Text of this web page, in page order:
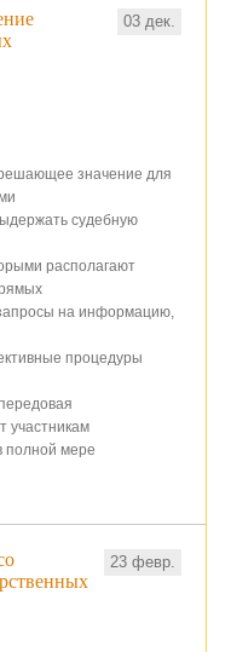
03 дек.
значение для
судебную
располагают
на информацию,
процедуры
участникам
мере
23 февр.